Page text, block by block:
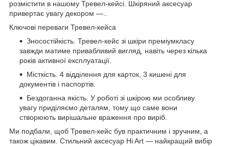
розмістити в нашому Тревел-кейсі. Шкіряний аксесуар
привертає увагу декором —..
Ключові переваги Тревел-кейса
Зносостійкість. Тревел-кейс зі шкіри преміумкласу
завжди матиме привабливий вигляд, навіть через кілька
років активної експлуатації.
Місткість. 4 відділення для карток, 3 кишені для
документів і паспортів.
Бездоганна якість. У роботі зі шкірою ми особливу
увагу приділяємо деталям, тому що саме вони
створюють вирішальне враження про виріб.
Ми подбали, щоб Тревел-кейс був практичним і зручним, а
також цікавим. Стильний аксесуар Hi Art — найкращий вибір